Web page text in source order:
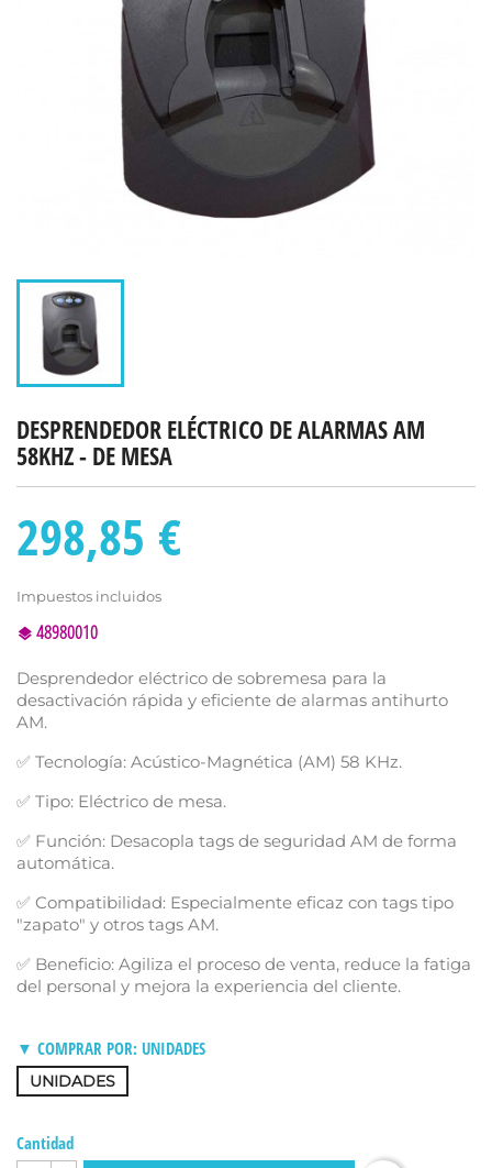
DESPRENDEDOR ELÉCTRICO DE ALARMAS AM
58KHZ - DE MESA
298,85 €
Impuestos incluidos
48980010
Desprendedor eléctrico de sobremesa para la
desactivación rápida y eficiente de alarmas antihurto
AM.
✅ Tecnología: Acústico-Magnética (AM) 58 KHz.
✅ Tipo: Eléctrico de mesa.
✅ Función: Desacopla tags de seguridad AM de forma
automática.
✅ Compatibilidad: Especialmente eficaz con tags tipo
"zapato" y otros tags AM.
✅ Beneficio: Agiliza el proceso de venta, reduce la fatiga
del personal y mejora la experiencia del cliente.
▼ COMPRAR POR: UNIDADES
UNIDADES
Cantidad